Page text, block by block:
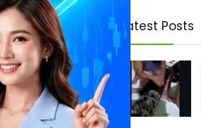
Latest Posts